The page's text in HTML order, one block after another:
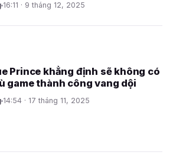
16:11 · 9 tháng 12, 2025
Prince khẳng định sẽ không có
game thành công vang dội
14:54 · 17 tháng 11, 2025